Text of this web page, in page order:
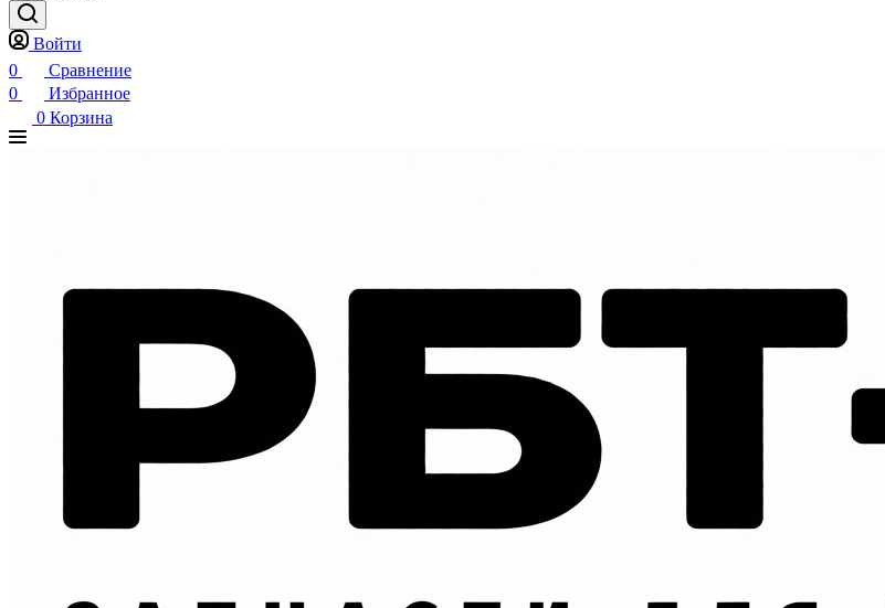
Войти
0
Сравнение
0
Избранное
0 Корзина